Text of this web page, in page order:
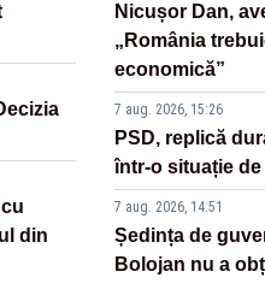
din
Nicușor Dan,
„România
economică”
7 aug. 2026, 15:26
PSD, replică
într-o situație
7 aug. 2026, 14:51
Ședința de
Bolojan nu a